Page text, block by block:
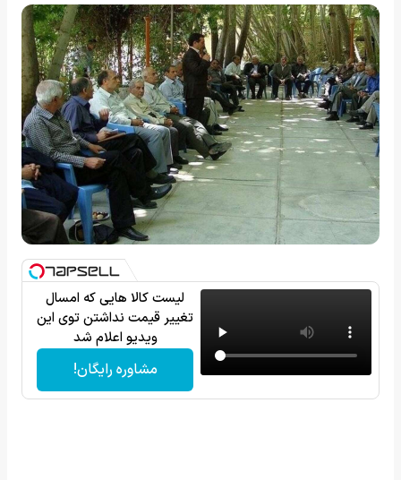
لیست کالا هایی که امسال
تغییر قیمت نداشتن توی این
ویدیو اعلام شد
مشاوره رایگان!